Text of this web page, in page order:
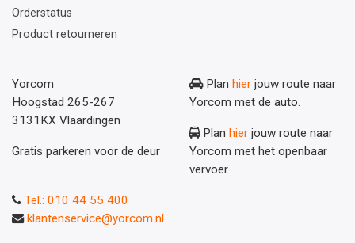
Orderstatus
Product retourneren
Yorcom
Hoogstad 265-267
3131KX Vlaardingen
Gratis parkeren voor de deur
Plan hier jouw route naar
Yorcom met de auto.
Plan hier jouw route naar
Yorcom met het openbaar
vervoer.
Tel.: 010 44 55 400
klantenservice@yorcom.nl